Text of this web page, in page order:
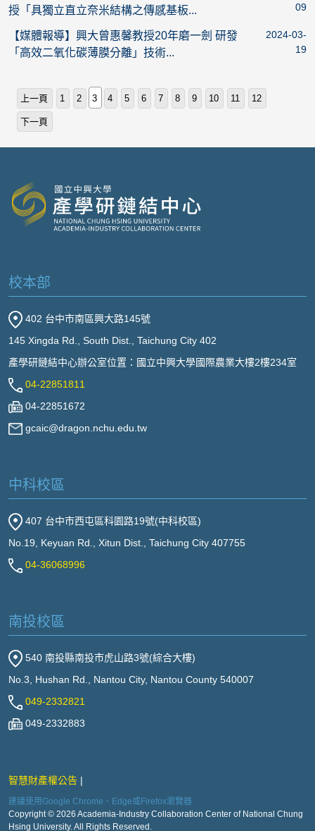
授「具獨立直立奈米結構之傳感基板...
09
【媒體報導】興大曾惠馨教授20年磨一劍 研發
「高效二氧化碳薄膜分離」技術...
2024-03-
19
上一頁 1 2 3 4 5 6 7 8 9 10 11 12
下一頁
校本部
402 台中市南區興大路145號
145 Xingda Rd., South Dist., Taichung City 402
產學研鏈結中心辦公室位置：國立中興大學國際農業大樓2樓234室
04-22851811
04-22851672
gcaic@dragon.nchu.edu.tw
中科校區
407 台中市西屯區科園路19號(中科校區)
No.19, Keyuan Rd., Xitun Dist., Taichung City 407755
04-36068996
南投校區
540 南投縣南投市虎山路3號(綜合大樓)
No.3, Hushan Rd., Nantou City, Nantou County 540007
049-2332821
049-2332883
智慧財產權公告
建議使用Google Chrome、Edge或Firefox瀏覽器
Copyright © 2026 Academia-Industry Collaboration Center of National Chung
Hsing University. All Rights Reserved.